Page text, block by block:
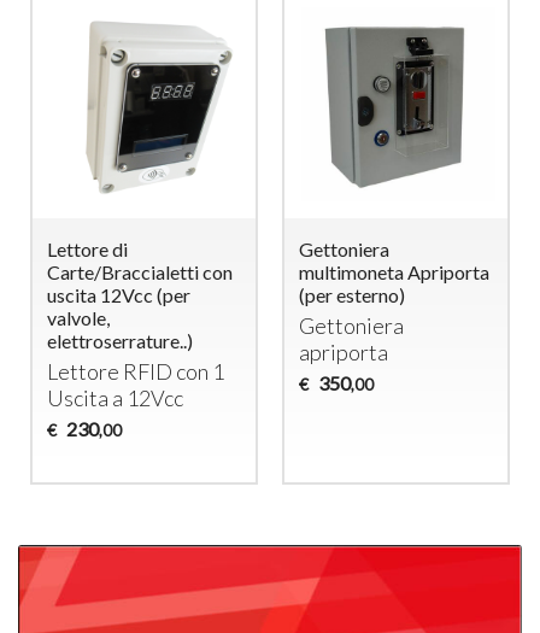
Lettore di
Carte/Braccialetti con
uscita 12Vcc (per
valvole,
elettroserrature..)
Lettore RFID con 1
Uscita a 12Vcc
€ 230,00
Gettoniera
multimoneta Apriporta
(per esterno)
Gettoniera
apriporta
€ 350,00